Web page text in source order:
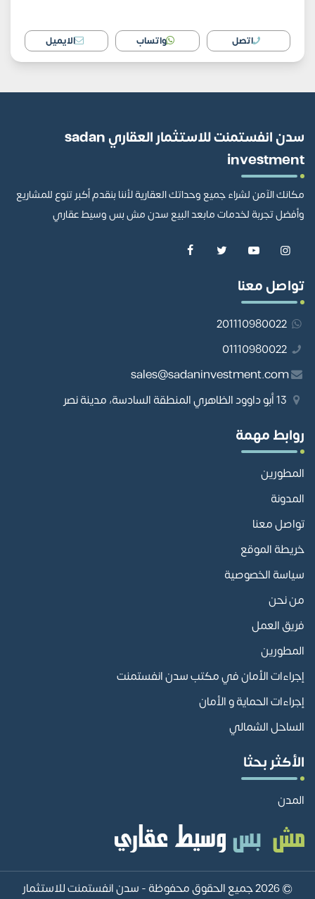
اتصل واتساب الايميل
سدن انفستمنت للاستثمار العقاري sadan
investment
مكانك الآمن لشراء جميع وحداتك العقارية لأننا بنقدم أكبر تنوع للمشاريع
وأفضل تجربة لخدمات مابعد البيع سدن مش بس وسيط عقاري
تواصل معنا
201110980022
01110980022
sales@sadaninvestment.com
روابط مهمة
المطورين
المدونة
تواصل معنا
خريطة الموقع
سياسة الخصوصية
من نحن
فريق العمل
المطورين
إجراءات الأمان في مكتب سدن انفستمنت
إجراءات الحماية و الأمان
الساحل الشمالي
الأكثر بحثا
المدن
© 2026 جميع الحقوق محفوظة - سدن انفستمنت للاستثمار